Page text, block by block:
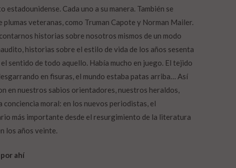
estadounidense. Cada uno a su manera. También se
plumas veteranas, como Truman Capote y Norman Mailer.
historias sobre nosotros mismos de un modo
historias sobre el estilo de vida de los años sesenta
sentido de todo aquello. Había mucho en juego. El tejido
en fisuras, el mundo estaba patas arriba… Así
en nuestros sabios orientadores, nuestros heraldos,
conciencia moral: en los nuevos periodistas, el
más importante desde el resurgimiento de la literatura
los años veinte.
ahí